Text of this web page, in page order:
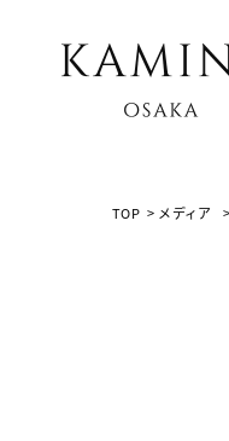
TOP > メディア >